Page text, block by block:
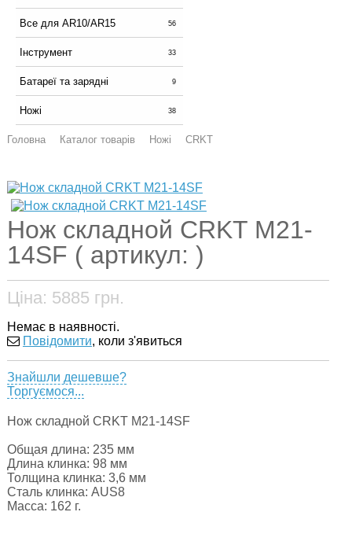
Все для AR10/AR15 56
Інструмент 33
Батареї та зарядні 9
Ножі 38
Головна Каталог товарів Ножі CRKT
Нож складной CRKT M21-
14SF ( артикул: )
Ціна: 5885 грн.
Немає в наявності.
Повідомити, коли з'явиться
Знайшли дешевше?
Торгуємося...
Нож складной CRKT M21-14SF
Общая длина: 235 мм
Длина клинка: 98 мм
Толщина клинка: 3,6 мм
Сталь клинка: AUS8
Масса: 162 г.